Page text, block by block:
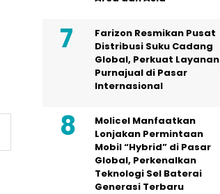
Farizon Resmikan Pusat
Distribusi Suku Cadang
Global, Perkuat Layanan
Purnajual di Pasar
Internasional
Molicel Manfaatkan
Lonjakan Permintaan
Mobil “Hybrid” di Pasar
Global, Perkenalkan
Teknologi Sel Baterai
Generasi Terbaru